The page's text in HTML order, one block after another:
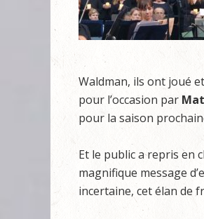
Waldman, ils ont joué
pour l’occasion par
pour la saison
Et le public a repris en
magnifique message
incertaine, cet élan de